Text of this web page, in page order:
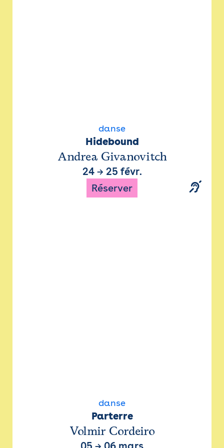
danse
Hidebound
Andrea Givanovitch
24→ 25 févr.
Réserver
danse
Parterre
Volmir Cordeiro